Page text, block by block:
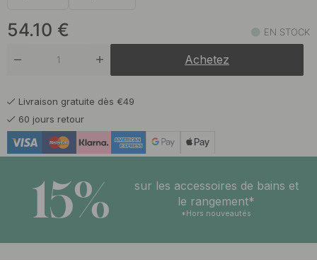
54.10 € EN STOCK
Achetez
Livraison gratuite dès €49
60 jours retour
15%
sur les accessoires de bains et
le rangement*
*Hors nouveautés